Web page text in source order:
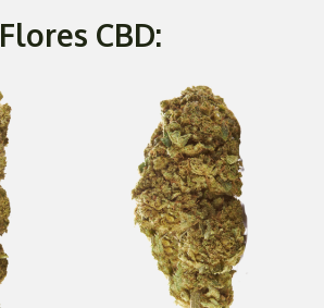
Flores CBD: